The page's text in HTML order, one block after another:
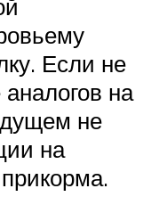
Если не
на
не
на